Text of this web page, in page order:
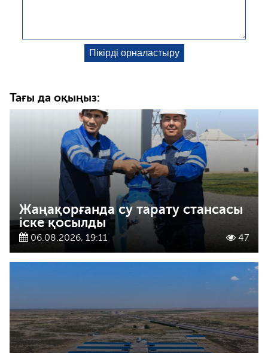
Тағы да оқыңыз:
Жаңақорғанда су тарату стансасы
іске қосылды
06.08.2026, 19:11 47